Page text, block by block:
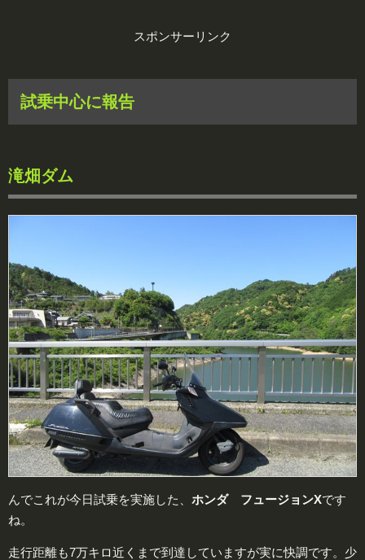
スポンサーリンク
試乗中心に報告
滝畑ダム
んでこれが今日試乗を実施した、 ホンダ フュージョンXです
ね。
走行距離も7万キロ近くまで到達していますが実に快調です。少